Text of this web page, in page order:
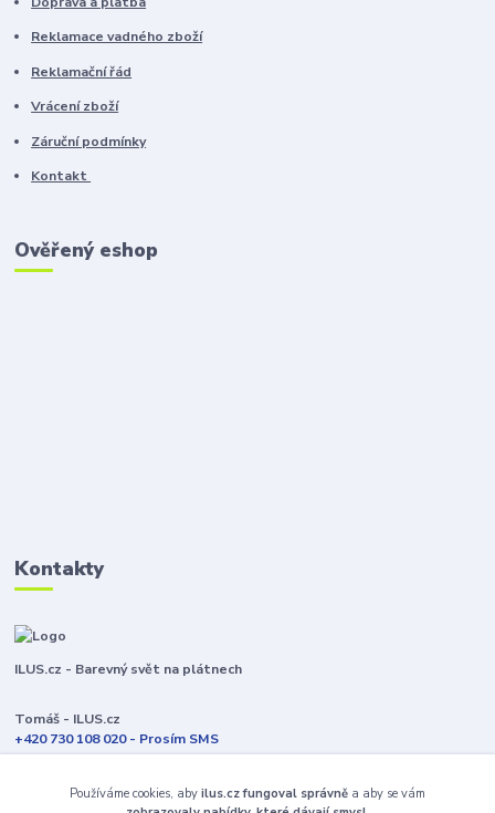
Reklamace vadného zboží
Reklamační řád
Vrácení zboží
Záruční podmínky
Kontakt
Ověřený eshop
Kontakty
ILUS.cz - Barevný svět na plátnech
Tomáš - ILUS.cz
+420 730 108 020 - Prosím SMS
Jsme většinu času ve výrobě
info@ilus.cz
Používáme cookies, aby ilus.cz fungoval správně a aby se vám